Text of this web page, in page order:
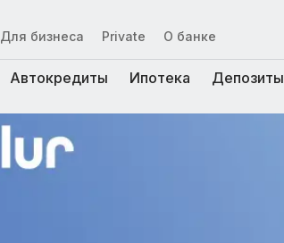
Для бизнеса Private О банке
Автокредиты Ипотека Депозиты